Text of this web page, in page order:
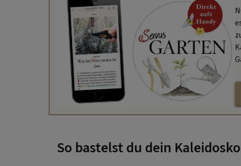
So bastelst du dein